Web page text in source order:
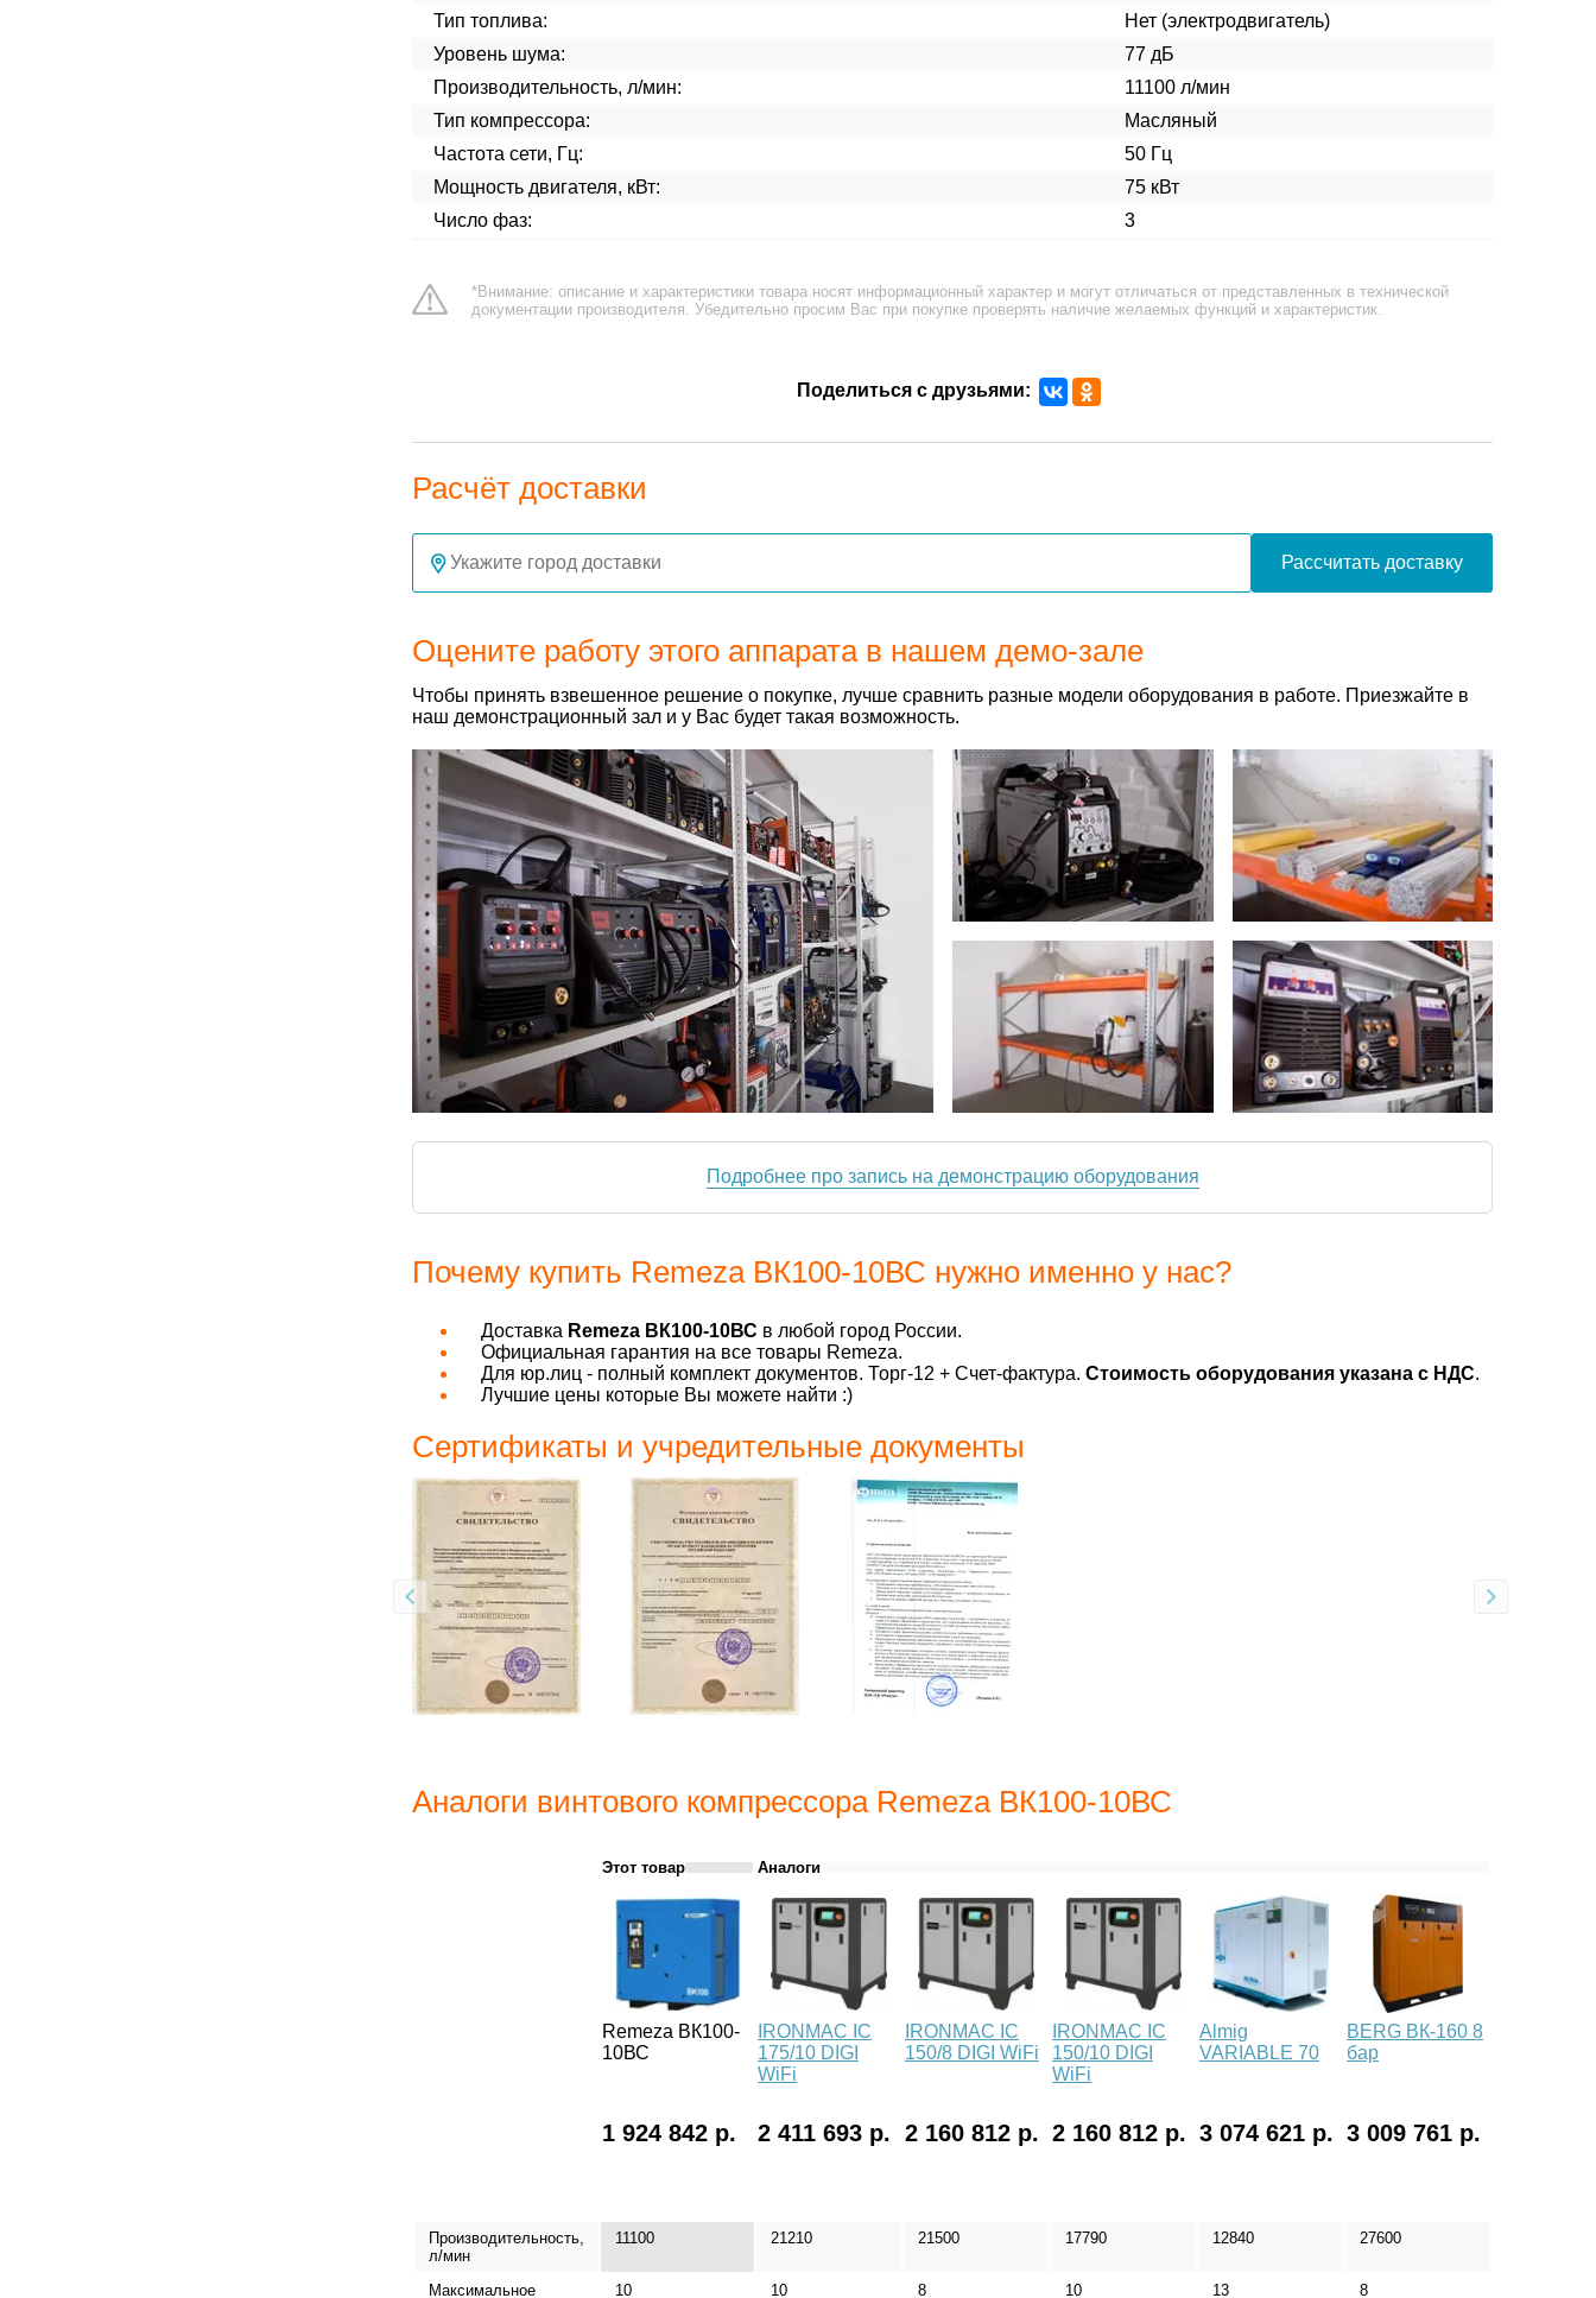
Тип топлива:
Нет (электродвигатель)
Уровень шума:
77 дБ
Производительность, л/мин:
11100 л/мин
Тип компрессора:
Масляный
Частота сети, Гц:
50 Гц
Мощность двигателя, кВт:
75 кВт
Число фаз:
3
*Внимание: описание и характеристики товара носят информационный характер и могут отличаться от представленных в технической
документации производителя. Убедительно просим Вас при покупке проверять наличие желаемых функций и характеристик.
Поделиться с друзьями:
Расчёт доставки
Рассчитать доставку
Оцените работу этого аппарата в нашем демо-зале
Чтобы принять взвешенное решение о покупке, лучше сравнить разные модели оборудования в работе. Приезжайте в
наш демонстрационный зал и у Вас будет такая возможность.
Подробнее про запись на демонстрацию оборудования
Почему купить Remeza ВК100-10ВС нужно именно у нас?
Доставка Remeza ВК100-10ВС в любой город России.
Официальная гарантия на все товары Remeza.
Для юр.лиц - полный комплект документов. Торг-12 + Счет-фактура. Стоимость оборудования указана с НДС.
Лучшие цены которые Вы можете найти :)
Сертификаты и учредительные документы
Аналоги винтового компрессора Remeza ВК100-10ВС
Этот товар Аналоги
Remeza ВК100-
10ВС
IRONMAC IC
175/10 DIGI
WiFi
IRONMAC IC
150/8 DIGI WiFi
IRONMAC IC
150/10 DIGI
WiFi
Almig
VARIABLE 70
BERG ВК-160 8
бар
1 924 842 р. 2 411 693 р. 2 160 812 р. 2 160 812 р. 3 074 621 р. 3 009 761 р.
Производительность,
л/мин
11100 21210 21500 17790 12840 27600
Максимальное 10 10 8 10 13 8